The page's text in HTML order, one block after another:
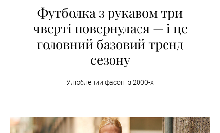
Футболка з рукавом три
чверті повернулася — і це
головний базовий тренд
сезону
Улюблений фасон із 2000-х